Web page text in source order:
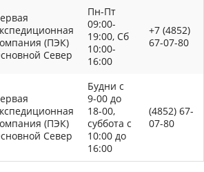
(ПЭК)
Север
Пн-Пт
09:00-
19:00, Сб
10:00-
16:00
+7 (4852)
67-07-80
(ПЭК)
Север
Будни с
9-00 до
18-00,
суббота с
10:00 до
16:00
(4852) 67-
07-80